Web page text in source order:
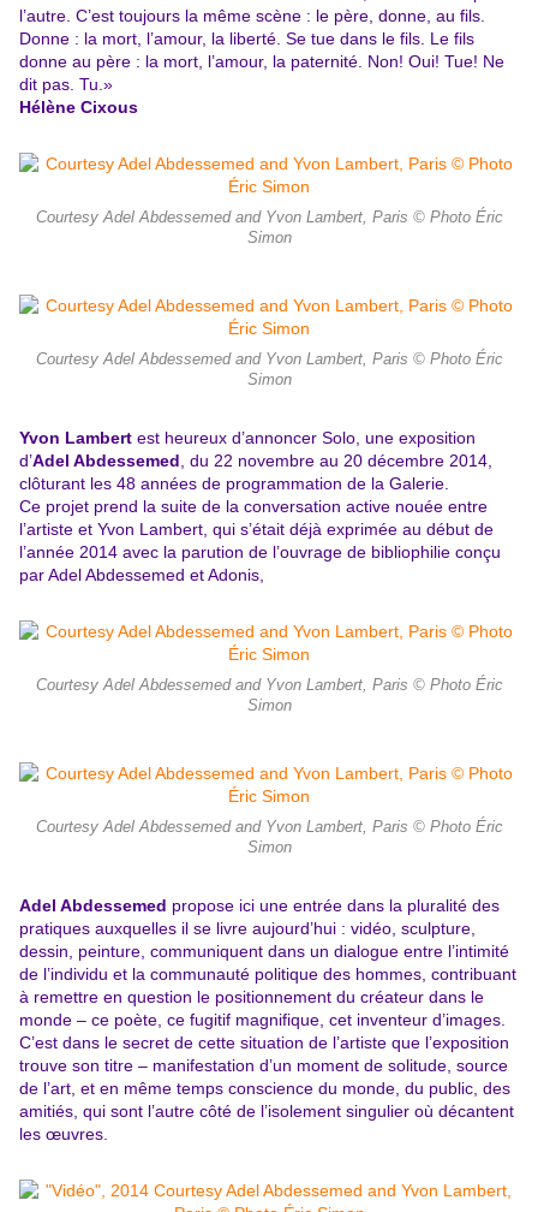
l’autre. C’est toujours la même scène : le père, donne, au fils.
Donne : la mort, l’amour, la liberté. Se tue dans le fils. Le fils
donne au père : la mort, l’amour, la paternité. Non! Oui! Tue! Ne
dit pas. Tu.»
Hélène Cixous
Courtesy Adel Abdessemed and Yvon Lambert, Paris © Photo Éric
Simon
Courtesy Adel Abdessemed and Yvon Lambert, Paris © Photo Éric
Simon
Yvon Lambert est heureux d’annoncer Solo, une exposition
d’Adel Abdessemed , du 22 novembre au 20 décembre 2014,
clôturant les 48 années de programmation de la Galerie.
Ce projet prend la suite de la conversation active nouée entre
l’artiste et Yvon Lambert, qui s’était déjà exprimée au début de
l’année 2014 avec la parution de l’ouvrage de bibliophilie conçu
par Adel Abdessemed et Adonis,
Courtesy Adel Abdessemed and Yvon Lambert, Paris © Photo Éric
Simon
Courtesy Adel Abdessemed and Yvon Lambert, Paris © Photo Éric
Simon
Adel Abdessemed propose ici une entrée dans la pluralité des
pratiques auxquelles il se livre aujourd’hui : vidéo, sculpture,
dessin, peinture, communiquent dans un dialogue entre l’intimité
de l’individu et la communauté politique des hommes, contribuant
à remettre en question le positionnement du créateur dans le
monde – ce poète, ce fugitif magnifique, cet inventeur d’images.
C’est dans le secret de cette situation de l’artiste que l’exposition
trouve son titre – manifestation d’un moment de solitude, source
de l’art, et en même temps conscience du monde, du public, des
amitiés, qui sont l’autre côté de l’isolement singulier où décantent
les œuvres.